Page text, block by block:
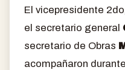
El vicepresidente
el secretario general
secretario de Obras
acompañaron